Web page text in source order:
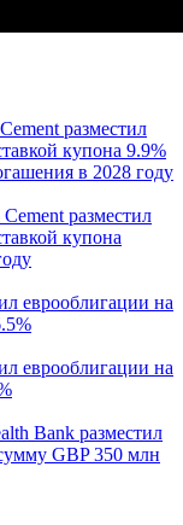
разместил
купона 9.9%
в 2028 году
разместил
купона
еврооблигации на
еврооблигации на